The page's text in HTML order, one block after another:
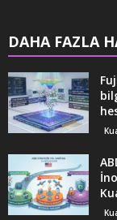
DAHA FAZLA